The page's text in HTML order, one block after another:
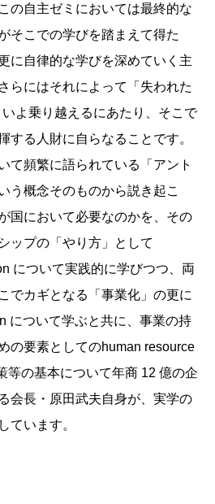
の自主ゼミにおいては最終的な
そこでの学びを踏まえて得た
に自律的な学びを深めていく主
らにはそれによって「失われた
よ乗り越えるにあたり、そこで
する人財に自らなることです。
て頻繁に語られている「アント
う概念そのものから説き起こ
国において必要なのかを、その
ップの「やり方」として
について実践的に学びつつ、両
でカギとなる「事業化」の更に
について学ぶと共に、事業の持
の要素としてのhuman resource
等の基本について年商 12 億の企
会長・原田武夫自身が、実学の
ています。